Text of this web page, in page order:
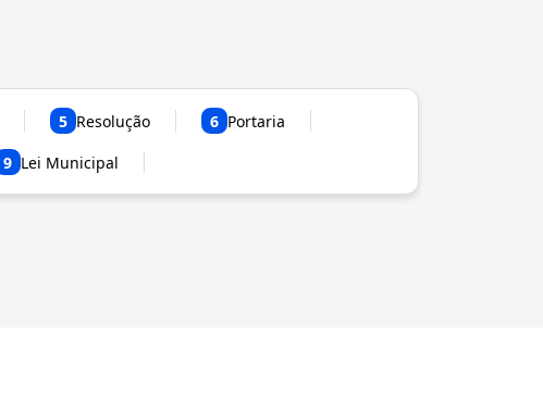
5 Resolução 6 Portaria
9 Lei Municipal